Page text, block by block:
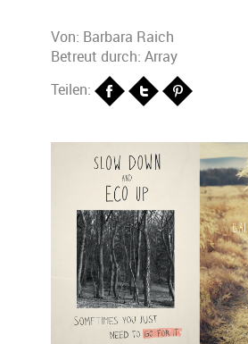
Von: Barbara Raich
Betreut durch: Array
Teilen: